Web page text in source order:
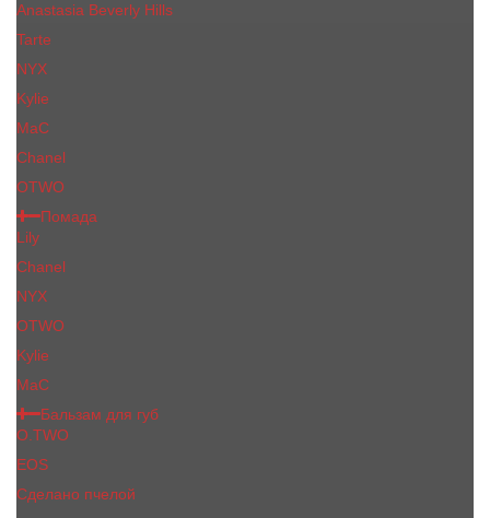
Anastasia Beverly Hills
Tarte
NYX
Kylie
MaC
Сhanеl
OTWO
Помада
Lily
Chanel
NYX
OTWO
Kylie
МаС
Бальзам для губ
O.TWO
EOS
Сделано пчелой